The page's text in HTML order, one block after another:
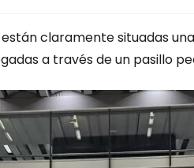
claramente situadas
a través de un pasillo